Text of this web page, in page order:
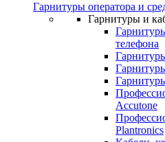
Гарнитуры оператора и
Гарнитуры и
телефона
Accutone
Plantronics